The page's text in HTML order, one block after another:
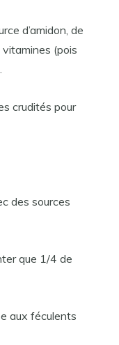
d’amidon, de
(pois
crudités pour
des sources
que 1/4 de
aux féculents